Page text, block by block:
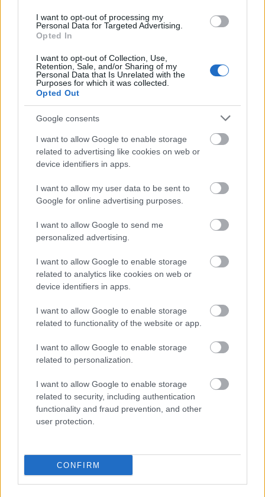
I want to opt-out of processing my
Personal Data for Targeted Advertising.
Opted In
I want to opt-out of Collection, Use,
Retention, Sale, and/or Sharing of my
Personal Data that Is Unrelated with the
Purposes for which it was collected.
Opted Out
Google consents
I want to allow Google to enable storage
related to advertising like cookies on web or
device identifiers in apps.
I want to allow my user data to be sent to
Google for online advertising purposes.
I want to allow Google to send me
personalized advertising.
I want to allow Google to enable storage
related to analytics like cookies on web or
device identifiers in apps.
I want to allow Google to enable storage
related to functionality of the website or app.
I want to allow Google to enable storage
related to personalization.
I want to allow Google to enable storage
related to security, including authentication
functionality and fraud prevention, and other
user protection.
CONFIRM
Σε ατομικό επίπεδο, πρωταθλητής στους Pro
αναδείχτηκε ο ΣουηδόςHenrik Engdahl
Στην κατηγορία
Alexander Abrashev, δεύτερος ο
Wernerκαι τρίτος οMarian Abrashev
Στην κατηγορία Amateur Net πρώτος βγήκε ο
Αναστάσιος Γκότσης, δεύτερος οΦίλιππος
Πιπεράςκαι τρίτος ο
Το Longest Drive της πρώτης ημέρας κέρδισε ο
Christian Wernerκαι της δεύτερης ημέρας ο
Αναστάσιος Γκότσης
, ενώ στην κατηγορία Closest
To The Pin, την πρώτη μέρα κέρδισε ο
Πέτρος
Αρχαγκελίτης.
Οι καλεσμένοι της βραδιάς απόλαυσαν το ειδικά
σχεδιασμό μενού με μοναδικές αλμυρές και γλυκές
«γκολφικές» επιλογές, cocktails και mocktails by
Souroti και εξαιρετικά κρασιά by Domaine Porto
Carras.
έλαβαν ειδικά δώρα από τους Domaine Porto
Sknipa
Οινογνωσία για καλό σκοπό
Ο μεγαλύτερος ενιαίος βιολογικός αμπελώνας
υποστήριξε τη διοργάνωση ωςPlatinum Sponsor
και την Πέμπτη 16 Μαΐου διοργάνωσε δύο Wine
Tasting Sessions για τους καλεσμένους της